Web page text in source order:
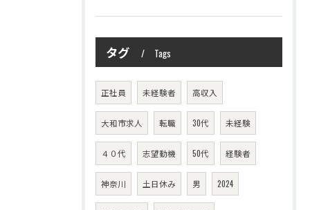
タグ Tags
正社員 未経験者 高収入
大和市求人 転職 30代 未経験
４０代 志望動機 50代 経験者
神奈川 土日休み 男 2024